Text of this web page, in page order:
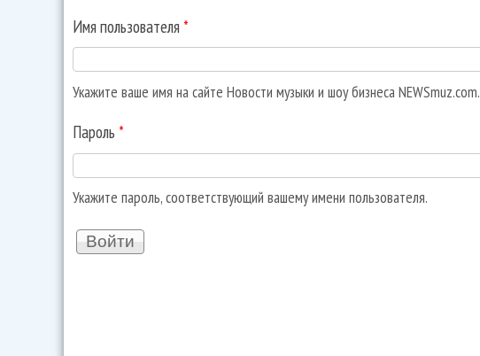
Имя пользователя *
Укажите ваше имя на сайте Новости музыки и шоу бизнеса NEWSmuz.com.
Пароль *
Укажите пароль, соответствующий вашему имени пользователя.